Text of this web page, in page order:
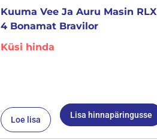
Kuuma Vee Ja Auru Masin RLX
4 Bonamat Bravilor
Küsi hinda
Loe lisa Lisa hinnapäringusse